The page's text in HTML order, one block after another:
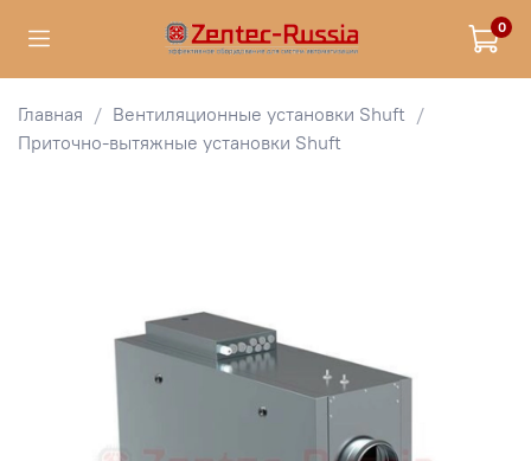
0
Главная
Вентиляционные установки Shuft
Приточно-вытяжные установки Shuft